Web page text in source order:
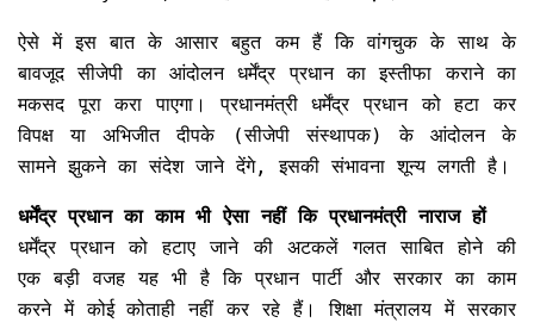
ऐसे में इस बात के आसार बहुत कम हैं कि वांगचुक के साथ के
बावजूद सीजेपी का आंदोलन धर्मेंद्र प्रधान का इस्तीफा कराने का
मकसद पूरा करा पाएगा। प्रधानमंत्री धर्मेंद्र प्रधान को हटा कर
विपक्ष या अभिजीत दीपके (सीजेपी संस्थापक) के आंदोलन के
सामने झुकने का संदेश जाने देंगे, इसकी संभावना शून्य लगती है।
धर्मेंद्र प्रधान का काम भी ऐसा नहीं कि प्रधानमंत्री नाराज हों
धर्मेंद्र प्रधान को हटाए जाने की अटकलें गलत साबित होने की
एक बड़ी वजह यह भी है कि प्रधान पार्टी और सरकार का काम
करने में कोई कोताही नहीं कर रहे हैं। शिक्षा मंत्रालय में सरकार